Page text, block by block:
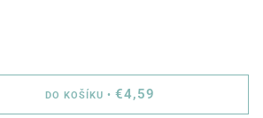
DO KOŠÍKU• €4,59